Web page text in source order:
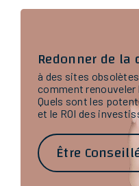
Redonner de
à des sites
comment renouveler
Quels sont les
et le ROI des
Être